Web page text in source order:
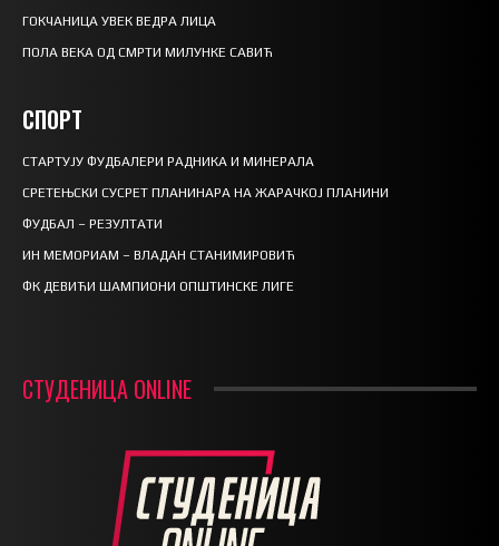
ГОКЧАНИЦА УВЕК ВЕДРА ЛИЦА
ПОЛА ВЕКА ОД СМРТИ МИЛУНКЕ САВИЋ
СПОРТ
СТАРТУЈУ ФУДБАЛЕРИ РАДНИКА И МИНЕРАЛА
СРЕТЕЊСКИ СУСРЕТ ПЛАНИНАРА НА ЖАРАЧКОЈ ПЛАНИНИ
ФУДБАЛ – РЕЗУЛТАТИ
ИН МЕМОРИАМ – ВЛАДАН СТАНИМИРОВИЋ
ФК ДЕВИЋИ ШАМПИОНИ ОПШТИНСКЕ ЛИГЕ
СТУДЕНИЦА ONLINE